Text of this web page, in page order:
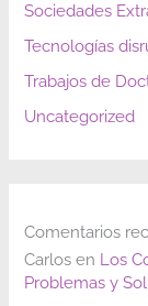
Sociedades
Tecnologías
Trabajos de
Uncategorized
Comentarios
Carlos en Los
Problemas y